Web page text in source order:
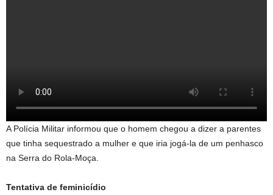
A Polícia Militar informou que o homem chegou a dizer a parentes
que tinha sequestrado a mulher e que iria jogá-la de um penhasco
na Serra do Rola-Moça.
Tentativa de feminicídio